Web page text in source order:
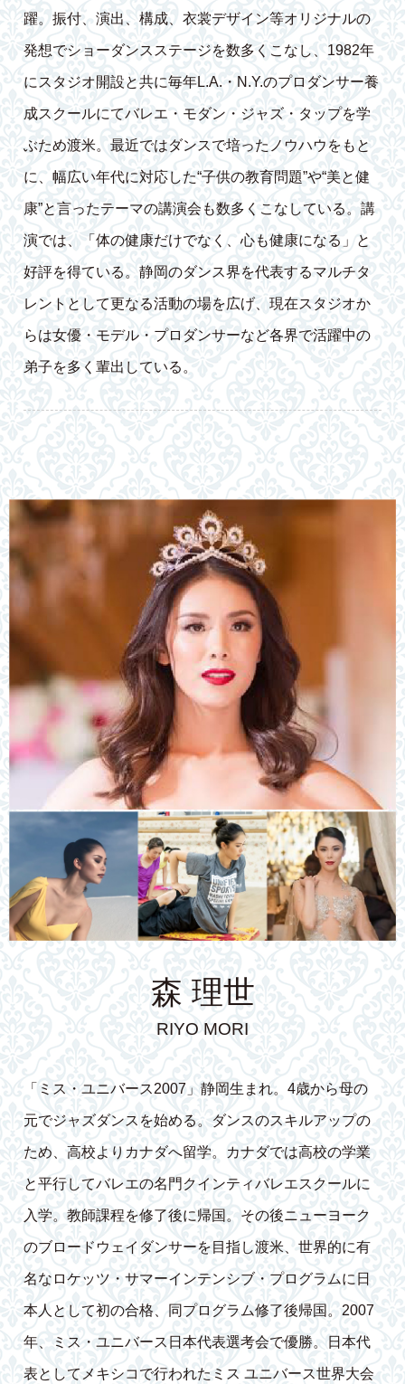
躍。振付、演出、構成、衣裳デザイン等オリジナルの
発想でショーダンスステージを数多くこなし、1982年
にスタジオ開設と共に毎年L.A.・N.Y.のプロダンサー養
成スクールにてバレエ・モダン・ジャズ・タップを学
ぶため渡米。最近ではダンスで培ったノウハウをもと
に、幅広い年代に対応した“子供の教育問題”や“美と健
康”と言ったテーマの講演会も数多くこなしている。講
演では、「体の健康だけでなく、心も健康になる」と
好評を得ている。静岡のダンス界を代表するマルチタ
レントとして更なる活動の場を広げ、現在スタジオか
らは女優・モデル・プロダンサーなど各界で活躍中の
弟子を多く輩出している。
森 理世
RIYO MORI
「ミス・ユニバース2007」静岡生まれ。4歳から母の
元でジャズダンスを始める。ダンスのスキルアップの
ため、高校よりカナダへ留学。カナダでは高校の学業
と平行してバレエの名門クインティバレエスクールに
入学。教師課程を修了後に帰国。その後ニューヨーク
のブロードウェイダンサーを目指し渡米、世界的に有
名なロケッツ・サマーインテンシブ・プログラムに日
本人として初の合格、同プログラム修了後帰国。2007
年、ミス・ユニバース日本代表選考会で優勝。日本代
表としてメキシコで行われたミス ユニバース世界大会